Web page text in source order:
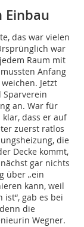
Einbau
das war vielen
war
Raum mit
Anfang
Jetzt
Sparverein
an. War für
dass er auf
zuerst ratlos
die
Decke kommt,
gar nichts
über „ein
kann, weil
gab es bei
die
Wegner.